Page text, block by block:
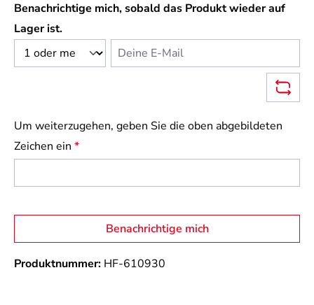
Benachrichtige mich, sobald das Produkt wieder auf
Lager ist.
Deine E-Mail
Um weiterzugehen, geben Sie die oben abgebildeten
Zeichen ein *
Benachrichtige mich
Produktnummer: HF-610930